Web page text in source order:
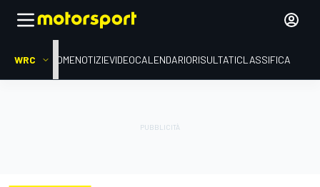
WRC HOMENOTIZIEVIDEOCALENDARIORISULTATICLASSIFICA